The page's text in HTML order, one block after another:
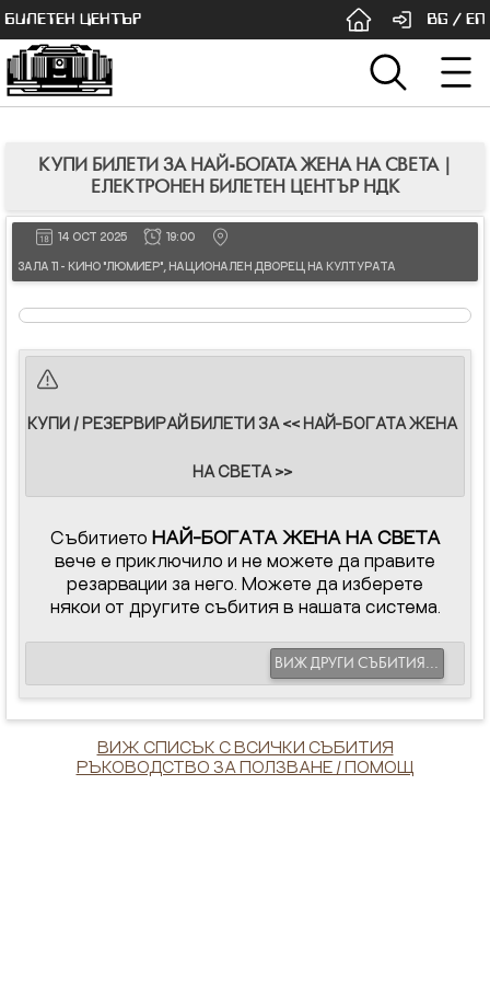
БИЛЕТЕН ЦЕНТЪР BG / EN
КУПИ БИЛЕТИ ЗА НАЙ-БОГАТА ЖЕНА НА СВЕТА |
ЕЛЕКТРОНЕН БИЛЕТЕН ЦЕНТЪР НДК
14 OCT 2025 19:00
ЗАЛА 11 - КИНО "ЛЮМИЕР", НАЦИОНАЛЕН ДВОРЕЦ НА КУЛТУРАТА
КУПИ / РЕЗЕРВИРАЙ БИЛЕТИ ЗА << НАЙ-БОГАТА ЖЕНА
НА СВЕТА >>
Събитието НАЙ-БОГАТА ЖЕНА НА СВЕТА
вече е приключило и не можете да правите
резарвации за него. Можете да изберете
някои от другите събития в нашата система.
ВИЖ ДРУГИ СЪБИТИЯ...
ВИЖ СПИСЪК С ВСИЧКИ СЪБИТИЯ
РЪКОВОДСТВО ЗА ПОЛЗВАНЕ / ПОМОЩ